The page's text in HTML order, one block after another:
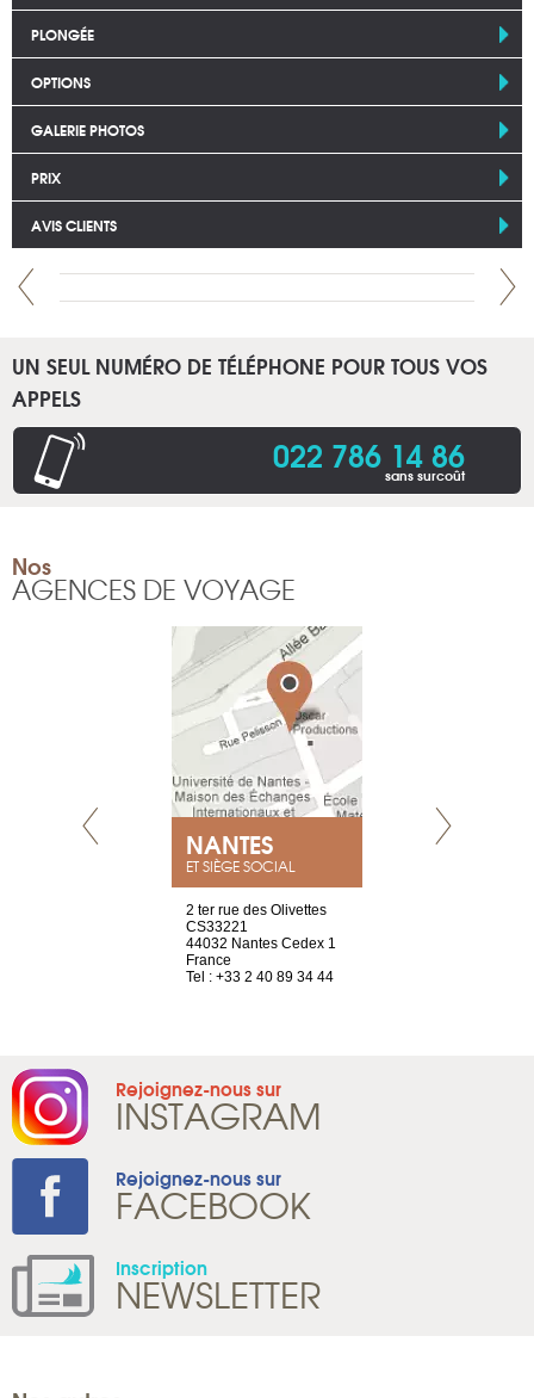
PLONGÉE
OPTIONS
GALERIE PHOTOS
PRIX
AVIS CLIENTS
UN SEUL NUMÉRO DE TÉLÉPHONE POUR TOUS VOS
APPELS
022 786 14 86
sans surcoût
Nos
AGENCES DE VOYAGE
NANTES
ET SIÈGE SOCIAL
2 ter rue des Olivettes
CS33221
44032 Nantes Cedex 1
France
Tel : +33 2 40 89 34 44
Rejoignez-nous sur
INSTAGRAM
Rejoignez-nous sur
FACEBOOK
Inscription
NEWSLETTER